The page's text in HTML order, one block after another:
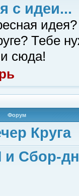
с идеи...
Тебе
сюда!
Форум
Круга
Сбор-